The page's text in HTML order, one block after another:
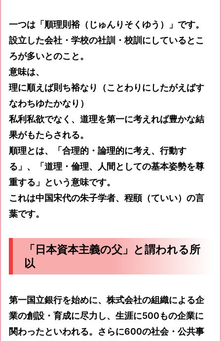
一つは「順理則裕（じゅんりそくゆう）」です。
設立した会社・学校の社訓・校訓にしているとこ
ろが多いとのこと。
意味は、
理に順えば則ち裕なり（ことわりにしたがえばす
なわちゆたかなり）
私利私欲でなく、道理を第一に考えれば豊かな結
果がもたらされる。
順理とは、「合理的・論理的に考え、行動す
る」、「道理・倫理、人間としての基本姿勢を尊
重する」という意味です。
これは中国宋代の朱子学者、程頤（ていい）の言
葉です。
「日本資本主義の父」と謂われる所
以
第一国立銀行を始めに、株式会社の組織による企
業の創設・育成に尽力し、生涯に500もの企業に
関わったといわれる。さらに600の社会・公共事